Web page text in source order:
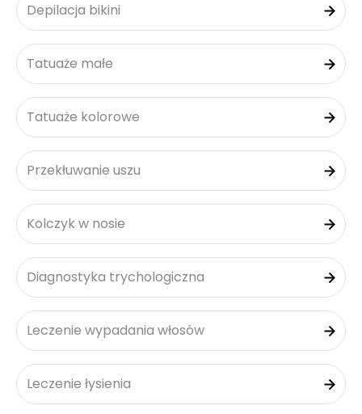
Depilacja bikini
Tatuaże małe
Tatuaże kolorowe
Przekłuwanie uszu
Kolczyk w nosie
Diagnostyka trychologiczna
Leczenie wypadania włosów
Leczenie łysienia